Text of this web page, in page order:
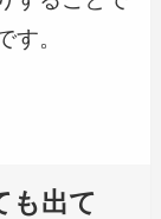
す。
も出て